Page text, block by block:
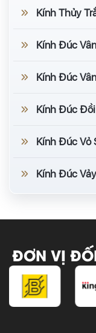
Kính Thủy
Kính Đúc
Kính Đúc
Kính Đúc
Kính Đúc Vỏ
Kính Đúc
ĐƠN VỊ